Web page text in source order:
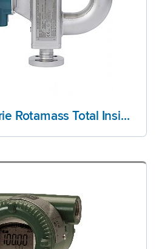
Yokogawa Serie Rotamass Total Insight